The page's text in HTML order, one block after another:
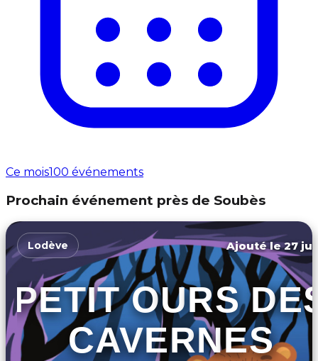
Ce mois100 événements
Prochain événement près de Soubès
Lodève Ajouté le 27
PETIT OURS
CAVERNES